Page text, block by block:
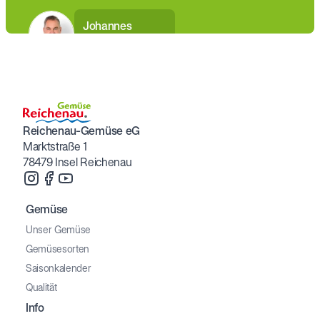
Johannes
Reichenau-Gemüse eG
Marktstraße 1
78479 Insel Reichenau
Gemüse
Unser Gemüse
Gemüsesorten
Saisonkalender
Qualität
Info